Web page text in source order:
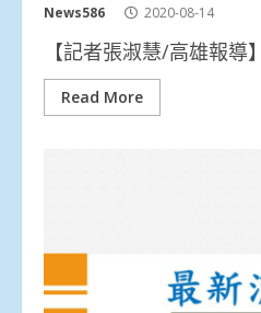
News586 2020-08-14
【記者張淑慧/高雄報導
Read More